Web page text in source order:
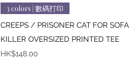
快速瀏覽
3 colors | 數碼打印
CREEPS / PRISONER CAT FOR SOFA
KILLER OVERSIZED PRINTED TEE
價格
HK$148.00